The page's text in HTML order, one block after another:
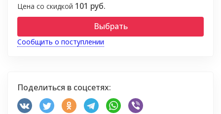
Цена со скидкой 101 руб.
Выбрать
Сообщить о поступлении
Поделиться в соцсетях: